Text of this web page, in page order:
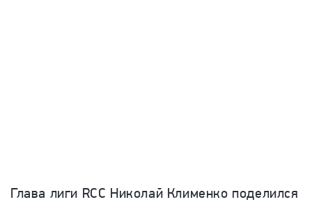
Глава лиги RCC Николай Клименко поделился